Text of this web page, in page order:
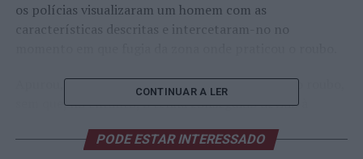
os polícias visualizaram um homem com as
características descritas e intercetaram-no no
Apurou, ainda, que o suspeito terá tentado outro roubo,
sem que, no entanto, o tenha conseguido devido à
possível identificar esta vítima.
CONTINUAR A LER
PODE ESTAR INTERESSADO